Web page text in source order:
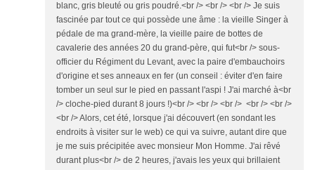
blanc, gris bleuté ou gris poudré.<br /> <br /> <br /> Je suis
fascinée par tout ce qui possède une âme : la vieille Singer à
pédale de ma grand-mère, la vieille paire de bottes de
cavalerie des années 20 du grand-père, qui fut<br /> sous-
officier du Régiment du Levant, avec la paire d'embauchoirs
d'origine et ses anneaux en fer (un conseil : éviter d'en faire
tomber un seul sur le pied en passant l'aspi ! J'ai marché à<br
/> cloche-pied durant 8 jours !)<br /> <br /> <br /> <br /> <br />
<br /> Alors, cet été, lorsque j'ai découvert (en sondant les
endroits à visiter sur le web) ce qui va suivre, autant dire que
je me suis précipitée avec monsieur Mon Homme. J'ai rêvé
durant plus<br /> de 2 heures, j'avais les yeux qui brillaient